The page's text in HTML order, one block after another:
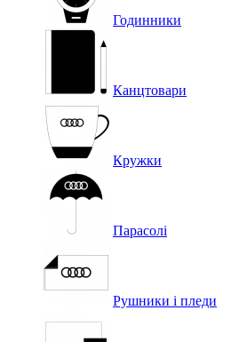
Годинники
Канцтовари
Кружки
Парасолі
Рушники і пледи